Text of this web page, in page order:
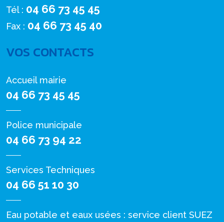
Tél : 04 66 73 45 45
Fax : 04 66 73 45 40
VOS CONTACTS
Accueil mairie
04 66 73 45 45
Police municipale
04 66 73 94 22
Services Techniques
04 66 51 10 30
Eau potable et eaux usées : service client SUEZ